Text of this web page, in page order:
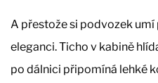
A přestože si podvozek
eleganci. Ticho v kabině
po dálnici připomíná lehké